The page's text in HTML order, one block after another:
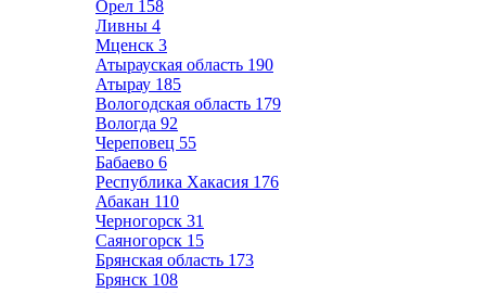
Орел 158
Ливны 4
Мценск 3
Атырауская область 190
Атырау 185
Вологодская область 179
Вологда 92
Череповец 55
Бабаево 6
Республика Хакасия 176
Абакан 110
Черногорск 31
Саяногорск 15
Брянская область 173
Брянск 108